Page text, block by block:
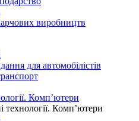
виробництв
для автомобілістів
Комп’ютери
технології. Комп’ютери